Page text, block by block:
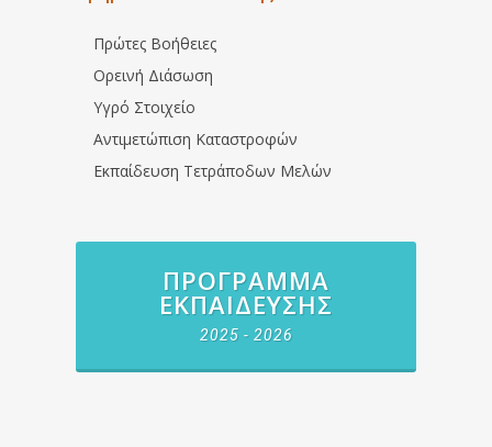
Πρώτες Βοήθειες
Ορεινή Διάσωση
Υγρό Στοιχείο
Αντιμετώπιση Καταστροφών
Εκπαίδευση Τετράποδων Μελών
ΠΡΌΓΡΑΜΜΑ
ΕΚΠΑΊΔΕΥΣΗΣ
2025 - 2026